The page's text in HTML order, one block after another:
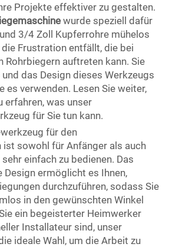
Projekte effektiver zu gestalten.
wurde speziell dafür
3/4 Zoll Kupferrohre mühelos
Frustration entfällt, die bei
auftreten kann. Sie
das Design dieses Werkzeugs
es verwenden. Lesen Sie weiter,
erfahren, was unser
für Sie tun kann.
für den
sowohl für Anfänger als auch
einfach zu bedienen. Das
Design ermöglicht es Ihnen,
durchzuführen, sodass Sie
in den gewünschten Winkel
ein begeisterter Heimwerker
Installateur sind, unser
ideale Wahl, um die Arbeit zu